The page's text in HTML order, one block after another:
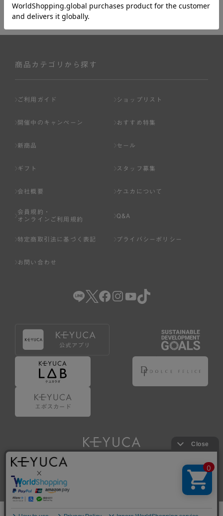
商品カテゴリから探す
ご利用ガイド ショップリスト
開催中のキャンペーン おすすめ特集
新商品 セール
ギフト スタッフ募集
会社概要 ケユカについて
会員規約・
オンラインご利用規約
Q&A
特定商取引法に基づく表記 プライバシーポリシー
お問い合わせ
Copyright © KAWAJUN Co., Ltd. All Rights Reserved.